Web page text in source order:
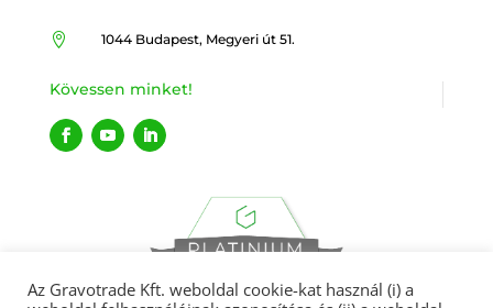
 1044 Budapest, Megyeri út 51.
Kövessen minket!
Az Gravotrade Kft. weboldal cookie-kat használ (i) a